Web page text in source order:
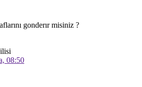
gonderır misiniz ?
08:50